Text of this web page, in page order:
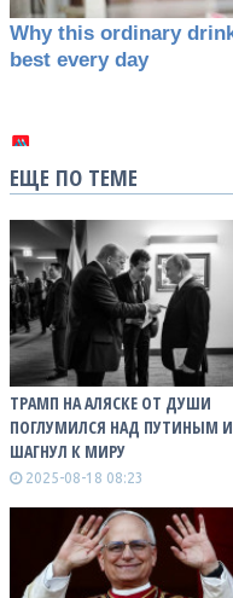
ЕЩЕ ПО ТЕМЕ
ТРАМП НА АЛЯСКЕ ОТ ДУШИ
ПОГЛУМИЛСЯ НАД ПУТИНЫМ И
ШАГНУЛ К МИРУ
2025-08-18 08:23